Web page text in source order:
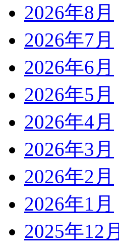
2026年8月
2026年7月
2026年6月
2026年5月
2026年4月
2026年3月
2026年2月
2026年1月
2025年12月